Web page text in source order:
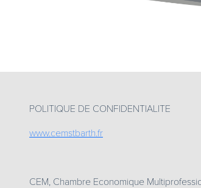
POLITIQUE DE CONFIDENTIALITE
www.cemstbarth.fr
CEM, Chambre Economique